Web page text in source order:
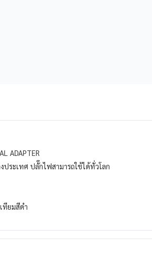
ADAPTER
ประเทศ ปลั๊กไฟสามารถใช้ได้ทั่วโลก
ทียมสีดำ